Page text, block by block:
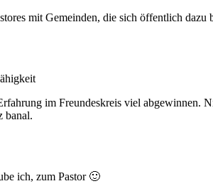
mit Gemeinden, die sich öffentlich
im Freundeskreis viel abgewinnen.
banal.
ich, zum Pastor 🙂